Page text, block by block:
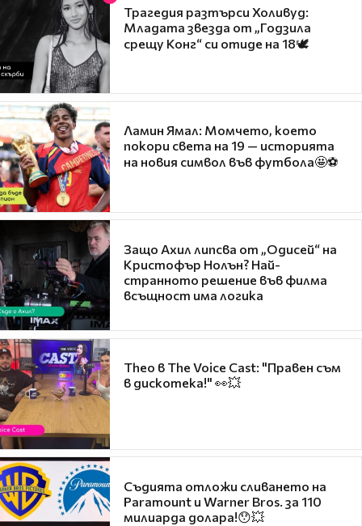
Трагедия разтърси Холивуд:
Младата звезда от „Годзила
срещу Конг“ си отиде на 18🕊️
Ламин Ямал: Момчето, което
покори света на 19 — историята
на новия символ във футбола🤩⚽
Защо Ахил липсва от „Одисей“ на
Кристофър Нолън? Най-
странното решение във филма
всъщност има логика
Theo в The Voice Cast: "Правен съм
в дискотека!" 👀💥
Съдията отложи сливането на
Paramount и Warner Bros. за 110
милиарда долара!😯💥